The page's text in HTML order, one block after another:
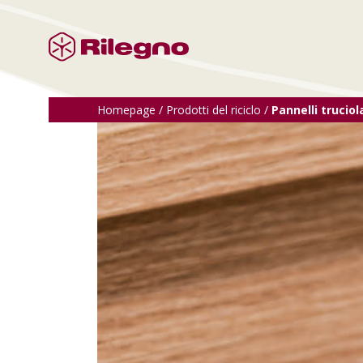
Homepage / Prodotti del riciclo / Pannelli